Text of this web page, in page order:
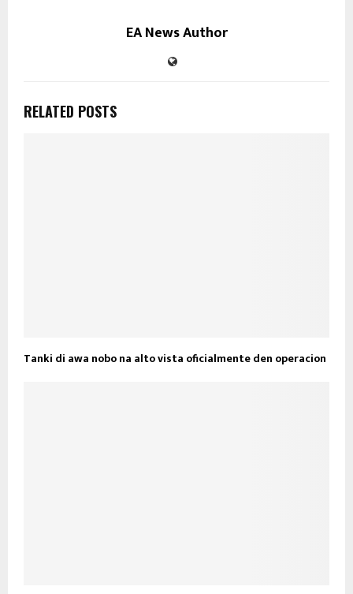
EA News Author
RELATED POSTS
Tanki di awa nobo na alto vista oficialmente den operacion